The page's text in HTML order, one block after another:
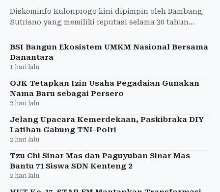
Diskominfo Kulonprogo kini dipimpin oleh Bambang
Sutrisno yang memiliki reputasi selama 30 tahun
akrabnya memi
BSI Bangun Ekosistem UMKM Nasional Bersama
Danantara
1 hari lalu
OJK Tetapkan Izin Usaha Pegadaian Gunakan
Nama Baru sebagai Persero
2 hari lalu
Jelang Upacara Kemerdekaan, Paskibraka DIY
Latihan Gabung TNI-Polri
2 hari lalu
Tzu Chi Sinar Mas dan Paguyuban Sinar Mas
Bantu 71 Siswa SDN Kenteng 2
2 hari lalu